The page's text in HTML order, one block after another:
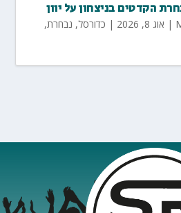
הקדטים בניצחון על יוון
| אוג 8, 2026 | כדורסל, נבחרת,